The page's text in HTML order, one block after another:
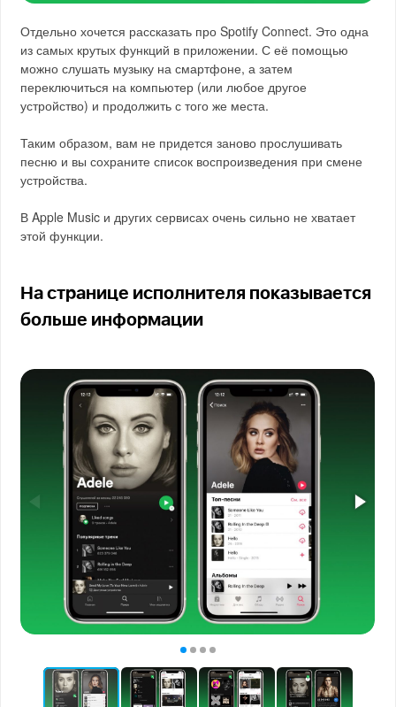
Отдельно хочется рассказать про Spotify Connect. Это одна
из самых крутых функций в приложении. С её помощью
можно слушать музыку на смартфоне, а затем
переключиться на компьютер (или любое другое
устройство) и продолжить с того же места.
Таким образом, вам не придется заново прослушивать
песню и вы сохраните список воспроизведения при смене
устройства.
В Apple Music и других сервисах очень сильно не хватает
этой функции.
На странице исполнителя показывается
больше информации